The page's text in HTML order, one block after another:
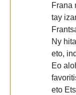
Frana
tay
Ny
eto,
Eo
eto